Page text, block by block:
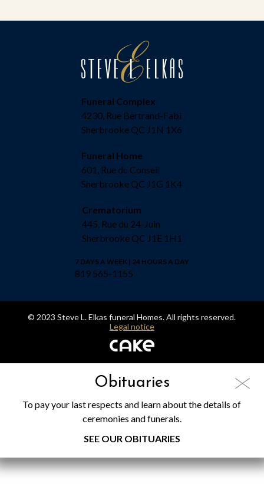
Funeral Complex
4230, Rue Bertrand-Fabi
Sherbrooke QC J1N 1X6
Funeral Home
601, Rue du Conseil
Sherbrooke QC J1G 1K4
Crematorium
445, Rue du 24-Juin
Sherbrooke QC J1E 1H1
7 DAYS A WEEK | 24 HOURS A DAY
819 565-1155
© 2023 Steve L. Elkas funeral Homes. All rights reserved.
Legal notice
Obituaries
To pay your last respects and learn about the details of
ceremonies and funerals.
SEE OUR OBITUARIES